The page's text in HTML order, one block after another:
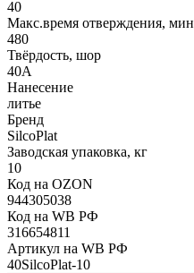
40
Макс.время отверждения, мин
480
Твёрдость, шор
40А
Нанесение
литье
Бренд
SilcoPlat
Заводская упаковка, кг
10
Код на OZON
944305038
Код на WB РФ
316654811
Артикул на WB РФ
40SilcoPlat-10